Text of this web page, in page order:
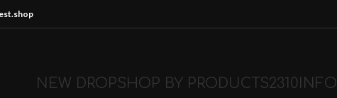
NEW DROPSHOP BY PRODUCTS2310 INFO